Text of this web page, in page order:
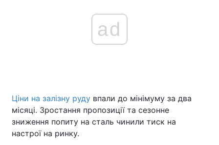
ad
Ціни на залізну руду впали до мінімуму за два
місяці. Зростання пропозиції та сезонне
зниження попиту на сталь чинили тиск на
настрої на ринку.